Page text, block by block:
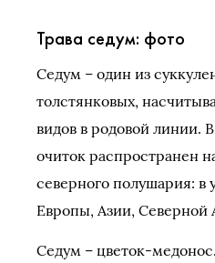
Трава седум: фото
Седум – один из
толстянковых,
видов в родовой линии.
очиток распространен
северного полушария: в
Европы, Азии, Северной
Седум – цветок-